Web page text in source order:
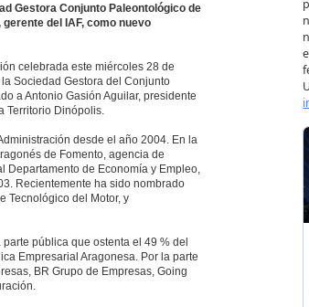
Gestora Conjunto Paleontológico de
del IAF, como nuevo
celebrada este miércoles 28 de
Sociedad Gestora del Conjunto
a Antonio Gasión Aguilar, presidente
Territorio Dinópolis.
desde el año 2004. En la
de Fomento, agencia de
Departamento de Economía y Empleo,
Recientemente ha sido nombrado
Tecnológico del Motor, y
pública que ostenta el 49 % del
Empresarial Aragonesa. Por la parte
BR Grupo de Empresas, Going